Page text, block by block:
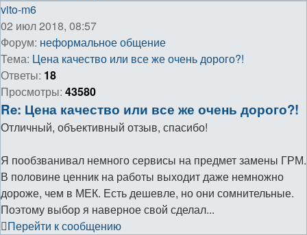
vito-m6
02 июл 2018, 08:57
Форум: неформальное общение
Тема: Цена качество или все же очень дорого?!
Ответы: 18
Просмотры: 43580
Re: Цена качество или все же очень дорого?!
Отличный, объективный отзыв, спасибо!
Я пообзванивал немного сервисы на предмет замены ГРМ.
В половине ценник на работы выходит даже немножно
дороже, чем в МЕК. Есть дешевле, но они сомнительные.
Поэтому выбор я наверное свой сделал...
Перейти к сообщению